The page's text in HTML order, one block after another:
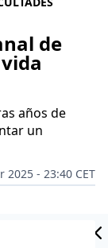
de
años de
un
2025 - 23:40 CET